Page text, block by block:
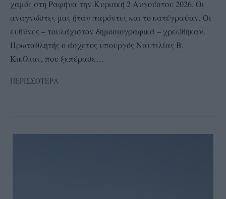
χαμός στη Ραφήνα την Κυριακή 2 Αυγούστου 2026. Οι
αναγνώστες μας ήταν παρόντες και το κατέγραψαν. Oι
ευθύνες – τουλάχιστον δημοσιογραφικά – χρεώθηκαν.
Πρωταθλητής ο άσχετος υπουργός Ναυτιλίας Β.
Κικίλιας, που ξεπέρασε…
ΠΕΡΙΣΣΟΤΕΡΑ